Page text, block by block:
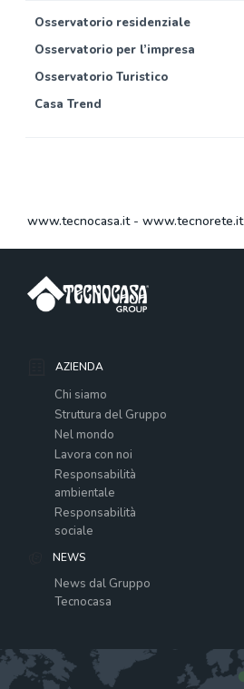
Osservatorio residenziale
Osservatorio per l’impresa
Osservatorio Turistico
Casa Trend
www.tecnocasa.it- www.tecnorete.it
AZIENDA
Chi siamo
Struttura del Gruppo
Nel mondo
Lavora con noi
Responsabilità
ambientale
Responsabilità
sociale
NEWS
News dal Gruppo
Tecnocasa